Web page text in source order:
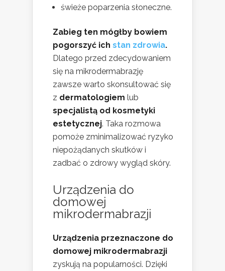
świeże poparzenia słoneczne.
Zabieg ten mógłby bowiem
pogorszyć ich stan zdrowia.
Dlatego przed zdecydowaniem
się na mikrodermabrazję
zawsze warto skonsultować się
z dermatologiem lub
specjalistą od kosmetyki
estetycznej. Taka rozmowa
pomoże zminimalizować ryzyko
niepożądanych skutków i
zadbać o zdrowy wygląd skóry.
Urządzenia do
domowej
mikrodermabrazji
Urządzenia przeznaczone do
domowej mikrodermabrazji
zyskują na popularności. Dzięki